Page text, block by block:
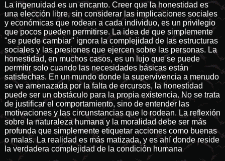
La ingenuidad es un encanto. Creer que la honestidad es
una elección libre, sin considerar las implicaciones sociales
y económicas que rodean a cada individuo, es un privilegio
que pocos pueden permitirse. La idea de que simplemente
"se puede cambiar" ignora la complejidad de las estructuras
sociales y las presiones que ejercen sobre las personas. La
honestidad, en muchos casos, es un lujo que se puede
permitir solo cuando las necesidades básicas están
satisfechas. En un mundo donde la supervivencia a menudo
se ve amenazada por la falta de ercursos, la honestidad
puede ser un obstáculo para la propia existencia. No se trata
de justificar el comportamiento, sino de entender las
motivaciones y las circunstancias que lo rodean. La reflexión
sobre la naturaleza humana y la moralidad debe ser más
profunda que simplemente etiquetar acciones como buenas
o malas. La realidad es más matizada, y es ahí donde reside
la verdadera complejidad de la condición humana